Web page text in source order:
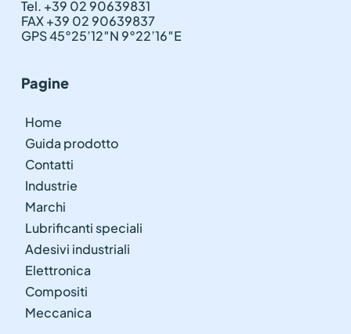
Tel. +39 02 90639831
FAX +39 02 90639837
GPS 45°25’12″N 9°22’16″E
Pagine
Home
Guida prodotto
Contatti
Industrie
Marchi
Lubrificanti speciali
Adesivi industriali
Elettronica
Compositi
Meccanica